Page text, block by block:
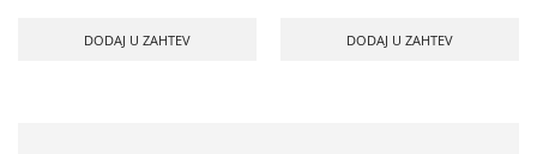
DODAJ U ZAHTEV DODAJ U ZAHTEV